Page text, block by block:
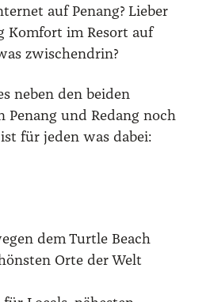
auf Penang? Lie­ber
Kom­fort im Resort auf
zwi­schen­drin?
neben den bei­den
Penang und Redang noch
für jeden was dabei:
dem Turt­le Beach
Orte der Welt